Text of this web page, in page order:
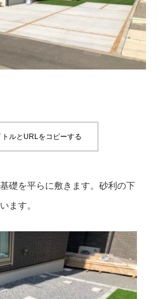
ルとURLをコピーする
礎を平らに敷きます。砂利の下
ます。